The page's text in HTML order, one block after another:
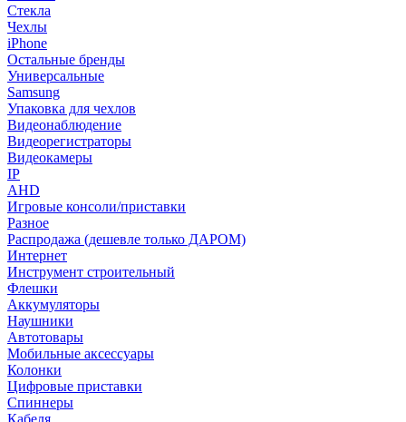
Стекла
Чехлы
iPhone
Остальные бренды
Универсальные
Samsung
Упаковка для чехлов
Видеонаблюдение
Видеорегистраторы
Видеокамеры
IP
AHD
Игровые консоли/приставки
Разное
Распродажа (дешевле только ДАРОМ)
Интернет
Инструмент строительный
Флешки
Аккумуляторы
Наушники
Автотовары
Мобильные аксессуары
Колонки
Цифровые приставки
Спиннеры
Кабеля